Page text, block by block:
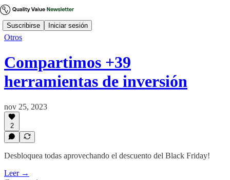
Suscribirse Iniciar sesión
Otros
Compartimos +39
herramientas de inversión
nov 25, 2023
2
Desbloquea todas aprovechando el descuento del Black Friday!
Leer →